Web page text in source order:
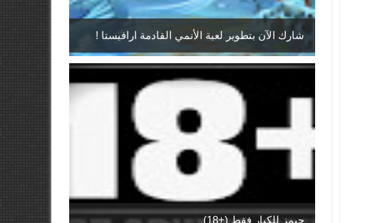
شارك الآن بتطوير لعبة الأنمي القادمة ارافيستا !
جيمز للكبار فقط (+18)